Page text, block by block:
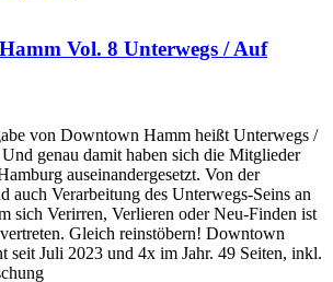
Vol. 8 Unterwegs / Auf
von Downtown Hamm heißt Unterwegs /
genau damit haben sich die Mitglieder
auseinandergesetzt. Von der
auch Verarbeitung des Unterwegs-Seins an
sich Verirren, Verlieren oder Neu-Finden ist
Gleich reinstöbern! Downtown
seit Juli 2023 und 4x im Jahr. 49 Seiten, inkl.